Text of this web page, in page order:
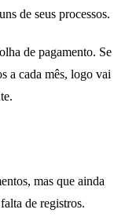
de seus processos.
de pagamento. Se
a cada mês, logo vai
mas que ainda
de registros.